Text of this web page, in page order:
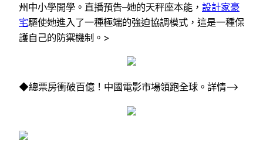
州中小學開學。直播預告–她的天秤座本能， 設計家豪
宅驅使她進入了一種極端的強迫協調模式，這是一種保
護自己的防禦機制。>
◆總票房衝破百億！中國電影市場領跑全球。詳情–>